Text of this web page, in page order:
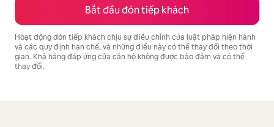
Bắt đầu đón tiếp khách
Hoạt động đón tiếp khách chịu sự điều chỉnh của luật pháp hiện hành
và các quy định hạn chế, và những điều này có thể thay đổi theo thời
gian. Khả năng đáp ứng của căn hộ không được bảo đảm và có thể
thay đổi.